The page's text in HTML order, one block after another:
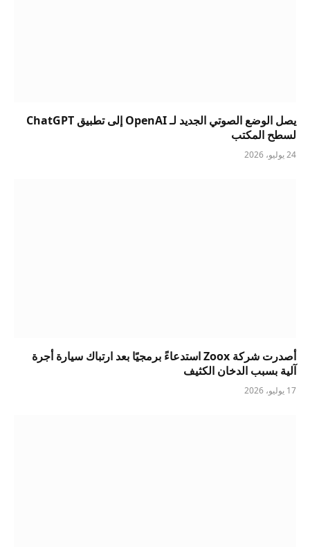
يصل الوضع الصوتي الجديد لـ OpenAI إلى تطبيق ChatGPT
لسطح المكتب
24 يوليو، 2026
أصدرت شركة Zoox استدعاءً برمجيًا بعد ارتباك سيارة أجرة
آلية بسبب الدخان الكثيف
17 يوليو، 2026